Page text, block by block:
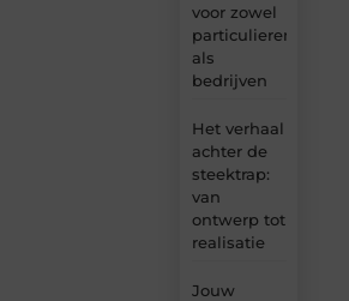
voor zowel
particulieren
als
bedrijven
Het verhaal
achter de
steektrap:
van
ontwerp tot
realisatie
Jouw